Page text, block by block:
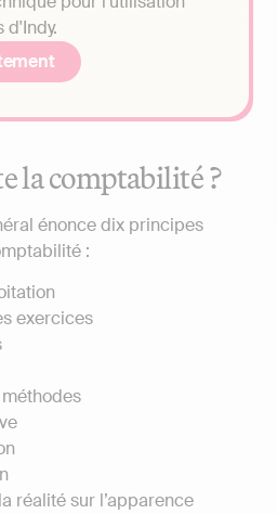
d'Indy.
la comptabilité ?
énonce dix principes
:
exercices
réalité sur l’apparence